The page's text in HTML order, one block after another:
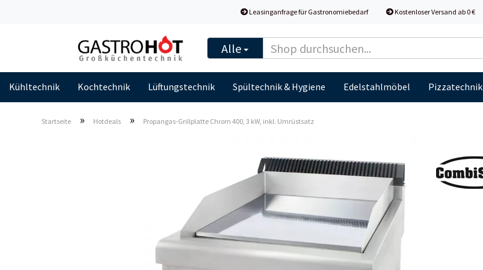
Leasinganfrage für Gastronomiebedarf Kostenloser Versand ab 0 €
Alle
Kühltechnik Kochtechnik Lüftungstechnik Spültechnik & Hygiene Edelstahlmöbel Pizzatechnik
Startseite » Hotdeals » Propangas-Grillplatte Chrom 400, 3 kW, inkl. Umrüstsatz